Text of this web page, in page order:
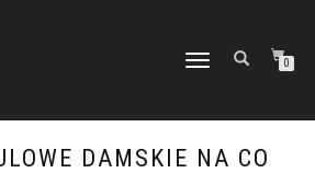
TOGGLE
0
DAMSKIE NA CO